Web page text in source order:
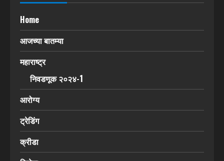
Home
आजच्या बातम्या
महाराष्ट्र
निवडणूक २०२४-1
आरोग्य
ट्रेडिंग
क्रीडा